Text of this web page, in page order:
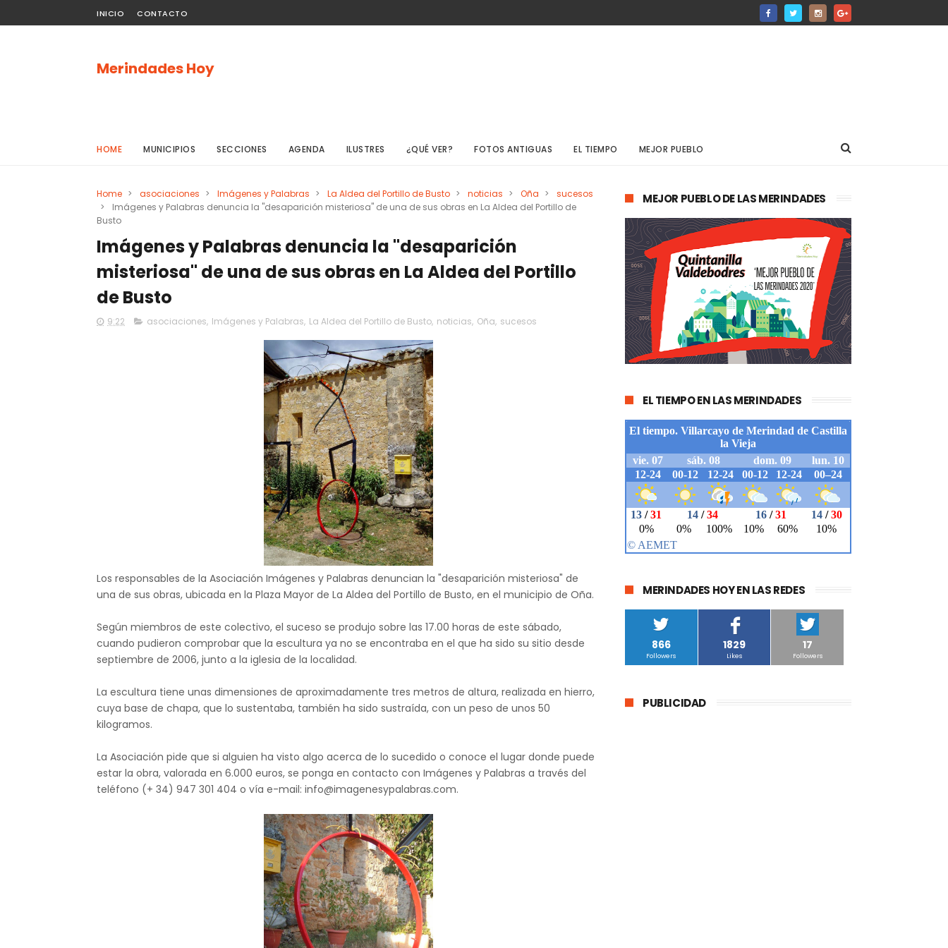
INICIO CONTACTO
Merindades Hoy
HOME MUNICIPIOS SECCIONES AGENDA ILUSTRES ¿QUÉ VER? FOTOS ANTIGUAS EL TIEMPO MEJOR PUEBLO
Home > asociaciones > Imágenes y Palabras > La Aldea del Portillo de Busto > noticias > Oña >
sucesos
>
Imágenes y Palabras denuncia la "desaparición misteriosa" de una de sus obras en La Aldea del Portillo de
Busto
Imágenes y Palabras denuncia la "desaparición
misteriosa" de una de sus obras en La Aldea del Portillo
de Busto
9:22 asociaciones, Imágenes y Palabras, La Aldea del Portillo de Busto, noticias, Oña, sucesos
Los responsables de la Asociación Imágenes y Palabras denuncian la "desaparición misteriosa" de
una de sus obras, ubicada en la Plaza Mayor de La Aldea del Portillo de Busto, en el municipio de Oña.
Según miembros de este colectivo, el suceso se produjo sobre las 17.00 horas de este sábado,
cuando pudieron comprobar que la escultura ya no se encontraba en el que ha sido su sitio desde
septiembre de 2006, junto a la iglesia de la localidad.
La escultura tiene unas dimensiones de aproximadamente tres metros de altura, realizada en hierro,
cuya base de chapa, que lo sustentaba, también ha sido sustraída, con un peso de unos 50
kilogramos.
La Asociación pide que si alguien ha visto algo acerca de lo sucedido o conoce el lugar donde puede
estar la obra, valorada en 6.000 euros, se ponga en contacto con Imágenes y Palabras a través del
teléfono (+ 34) 947 301 404 o vía e-mail: info@imagenesypalabras.com.
MEJOR PUEBLO DE LAS MERINDADES
EL TIEMPO EN LAS MERINDADES
MERINDADES HOY EN LAS REDES
866
Followers
1829
Likes
17
Followers
PUBLICIDAD